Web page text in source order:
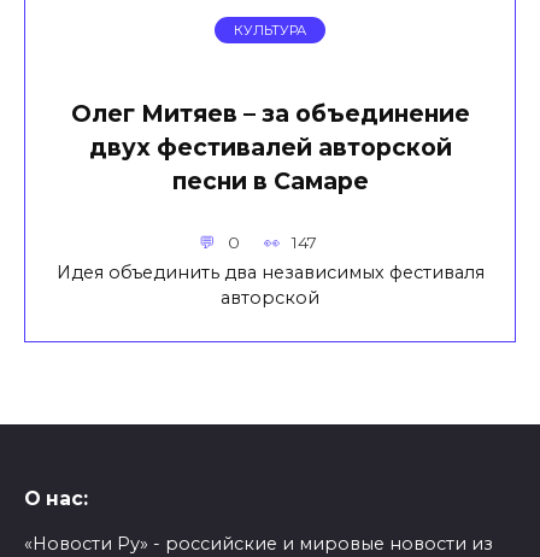
КУЛЬТУРА
Олег Митяев – за объединение
двух фестивалей авторской
песни в Самаре
0 147
Идея объединить два независимых фестиваля
авторской
О нас:
«Новости Ру» - российские и мировые новости из